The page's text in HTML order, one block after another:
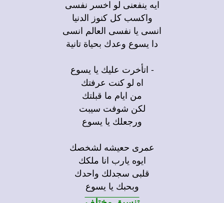
ايه ينفعنى لو اخسر نفسى
واكسب كل كنوز الدنيا
انسى يا نفسى العالم انسى
دا يسوع وعدك بحياة تانية
- اتأخرت عليك يا يسوع
اه لو كنت عرفتك
من ايام ما قبلتك
لكن شوفت سيبت
ورجعلك يا يسوع
عمرى حعيشه لشخصك
ايوه يارب انا ملكك
قلبى سجدلك واحدك
وبحبك يا يسوع